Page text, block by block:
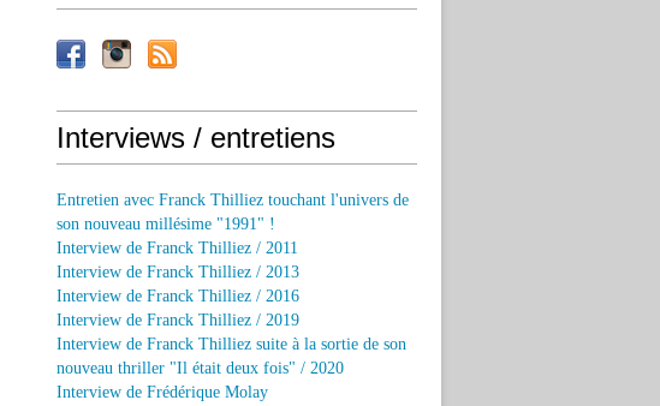
Interviews / entretiens
Entretien avec Franck Thilliez touchant l'univers de
son nouveau millésime "1991" !
Interview de Franck Thilliez / 2011
Interview de Franck Thilliez / 2013
Interview de Franck Thilliez / 2016
Interview de Franck Thilliez / 2019
Interview de Franck Thilliez suite à la sortie de son
nouveau thriller "Il était deux fois" / 2020
Interview de Frédérique Molay